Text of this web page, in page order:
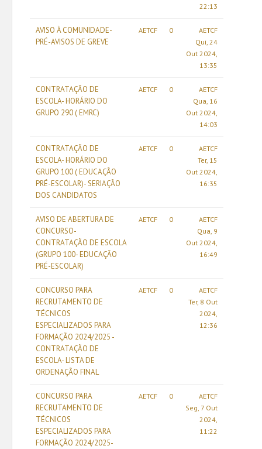
22:13
AVISO À COMUNIDADE-
PRÉ-AVISOS DE GREVE
AETCF 0
AETCF
Qui, 24
Out 2024,
13:35
CONTRATAÇÃO DE
ESCOLA- HORÁRIO DO
GRUPO 290 ( EMRC)
AETCF 0
AETCF
Qua, 16
Out 2024,
14:03
CONTRATAÇÃO DE
ESCOLA- HORÁRIO DO
GRUPO 100 ( EDUCAÇÃO
PRÉ-ESCOLAR)- SERIAÇÃO
DOS CANDIDATOS
AETCF 0
AETCF
Ter, 15
Out 2024,
16:35
AVISO DE ABERTURA DE
CONCURSO-
CONTRATAÇÃO DE ESCOLA
(GRUPO 100- EDUCAÇÃO
PRÉ-ESCOLAR)
AETCF 0
AETCF
Qua, 9
Out 2024,
16:49
CONCURSO PARA
RECRUTAMENTO DE
TÉCNICOS
ESPECIALIZADOS PARA
FORMAÇÃO 2024/2025 -
CONTRATAÇÃO DE
ESCOLA- LISTA DE
ORDENAÇÃO FINAL
AETCF 0
AETCF
Ter, 8 Out
2024,
12:36
CONCURSO PARA
RECRUTAMENTO DE
TÉCNICOS
ESPECIALIZADOS PARA
FORMAÇÃO 2024/2025-
AETCF 0
AETCF
Seg, 7 Out
2024,
11:22